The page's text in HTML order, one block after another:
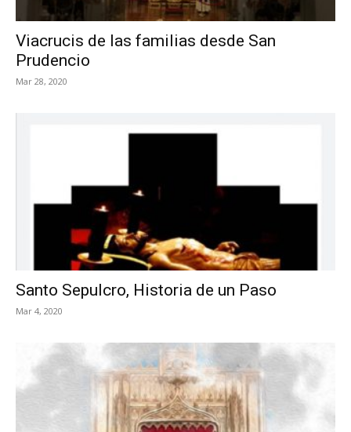
Viacrucis de las familias desde San
Prudencio
Mar 28, 2020
Santo Sepulcro, Historia de un Paso
Mar 4, 2020